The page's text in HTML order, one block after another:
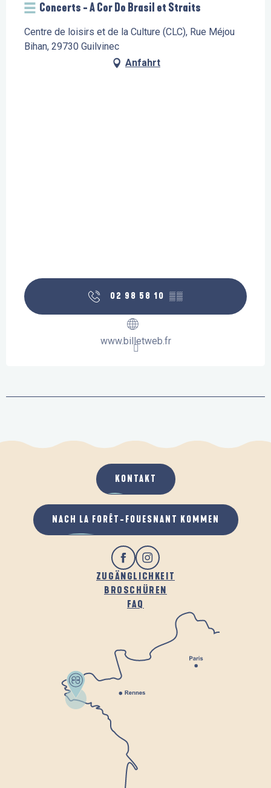
Concerts - A Cor Do Brasil et Straits
Centre de loisirs et de la Culture (CLC), Rue Méjou
Bihan, 29730 Guilvinec
Anfahrt
02 98 58 10 ▒▒
www.billetweb.fr
ZUGÄNGLICHKEIT
BROSCHÜREN
FAQ
KONTAKT
NACH LA FORÊT-FOUESNANT KOMMEN